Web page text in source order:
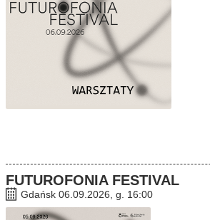
FUTUROFONIA FESTIVAL
Gdańsk 06.09.2026, g. 16:00